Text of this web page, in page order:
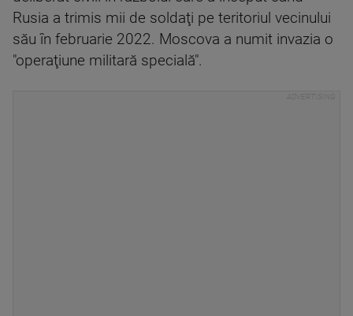
Rusia a trimis mii de soldaţi pe teritoriul vecinului
său în februarie 2022. Moscova a numit invazia o
"operaţiune militară specială".